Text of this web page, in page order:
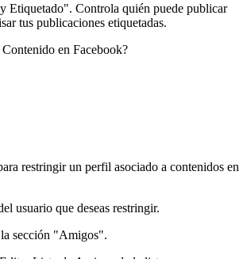
Etiquetado". Controla quién puede publicar
tus publicaciones etiquetadas.
en Facebook?
restringir un perfil asociado a contenidos en
usuario que deseas restringir.
sección "Amigos".